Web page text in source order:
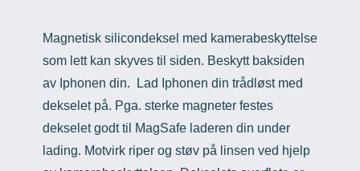
Magnetisk silicondeksel med kamerabeskyttelse
som lett kan skyves til siden. Beskytt baksiden
av Iphonen din. Lad Iphonen din trådløst med
dekselet på. Pga. sterke magneter festes
dekselet godt til MagSafe laderen din under
lading. Motvirk riper og støv på linsen ved hjelp